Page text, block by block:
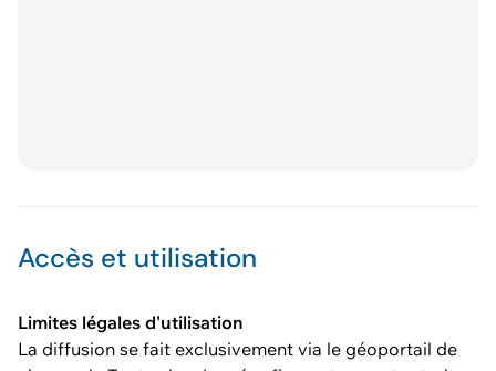
Accès et utilisation
Limites légales d'utilisation
La diffusion se fait exclusivement via le géoportail de